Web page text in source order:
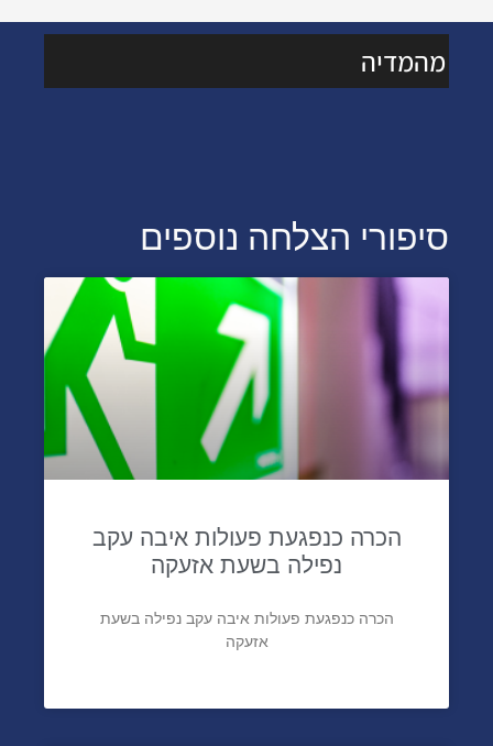
מהמדיה
סיפורי הצלחה נוספים
הכרה כנפגעת פעולות איבה עקב